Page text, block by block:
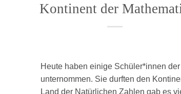
Kontinent der
Heute haben einige Schüler*innen
unternommen. Sie durften den
Land der Natürlichen Zahlen gab es